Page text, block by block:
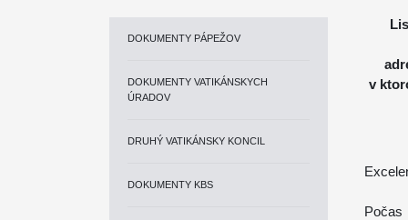
DOKUMENTY PÁPEŽOV
DOKUMENTY VATIKÁNSKYCH
ÚRADOV
DRUHÝ VATIKÁNSKY KONCIL
DOKUMENTY KBS
v